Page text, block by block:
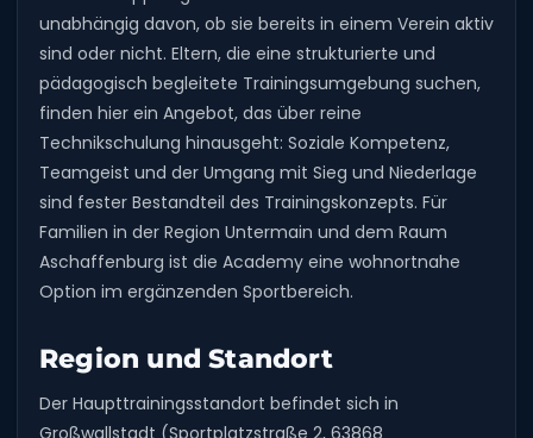
unabhängig davon, ob sie bereits in einem Verein aktiv
sind oder nicht. Eltern, die eine strukturierte und
pädagogisch begleitete Trainingsumgebung suchen,
finden hier ein Angebot, das über reine
Technikschulung hinausgeht: Soziale Kompetenz,
Teamgeist und der Umgang mit Sieg und Niederlage
sind fester Bestandteil des Trainingskonzepts. Für
Familien in der Region Untermain und dem Raum
Aschaffenburg ist die Academy eine wohnortnahe
Option im ergänzenden Sportbereich.
Region und Standort
Der Haupttrainingsstandort befindet sich in
Großwallstadt (Sportplatzstraße 2, 63868